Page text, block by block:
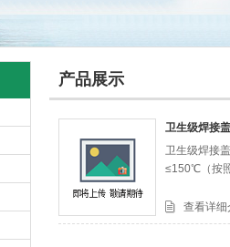
限公司
产品展示
卫生级焊接
卫生级焊接
≤150℃（按
查看详细